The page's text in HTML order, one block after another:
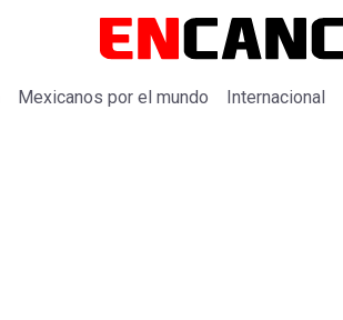
Mexicanos por el mundo Internacional